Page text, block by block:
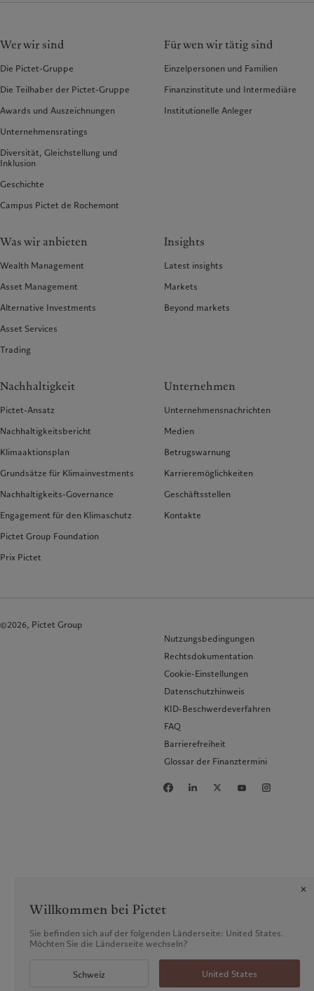
Wer wir sind
Die Pictet-Gruppe
Die Teilhaber der Pictet-Gruppe
Awards und Auszeichnungen
Unternehmensratings
Diversität, Gleichstellung und
Inklusion
Geschichte
Campus Pictet de Rochemont
Für wen wir tätig sind
Einzelpersonen und Familien
Finanzinstitute und Intermediäre
Institutionelle Anleger
Was wir anbieten
Wealth Management
Asset Management
Alternative Investments
Asset Services
Trading
Insights
Latest insights
Markets
Beyond markets
Nachhaltigkeit
Pictet-Ansatz
Nachhaltigkeitsbericht
Klimaaktionsplan
Grundsätze für Klimainvestments
Nachhaltigkeits-Governance
Engagement für den Klimaschutz
Pictet Group Foundation
Prix Pictet
Unternehmen
Unternehmensnachrichten
Medien
Betrugswarnung
Karrieremöglichkeiten
Geschäftsstellen
Kontakte
©2026, Pictet Group
Nutzungsbedingungen
Rechtsdokumentation
Cookie-Einstellungen
Datenschutzhinweis
KID-Beschwerdeverfahren
FAQ
Barrierefreiheit
Glossar der Finanztermini
Willkommen bei Pictet
Sie befinden sich auf der folgenden Länderseite: United States.
Möchten Sie die Länderseite wechseln?
Schweiz United States